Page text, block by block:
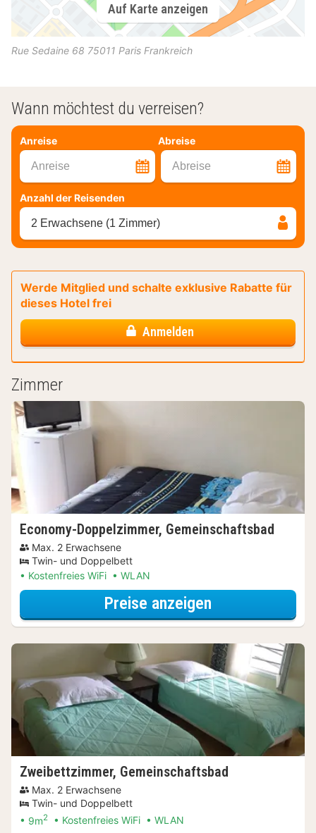
Auf Karte anzeigen
Rue Sedaine 68 75011 Paris Frankreich
Wann möchtest du verreisen?
Anreise Abreise
Anreise Abreise
Anzahl der Reisenden
2 Erwachsene (1 Zimmer)
Werde Mitglied und schalte exklusive Rabatte für
dieses Hotel frei
Anmelden
Zimmer
Economy-Doppelzimmer, Gemeinschaftsbad
Max. 2 Erwachsene
Twin- und Doppelbett
Kostenfreies WiFi
WLAN
Preise anzeigen
Zweibettzimmer, Gemeinschaftsbad
Max. 2 Erwachsene
Twin- und Doppelbett
9m2 Kostenfreies WiFi WLAN